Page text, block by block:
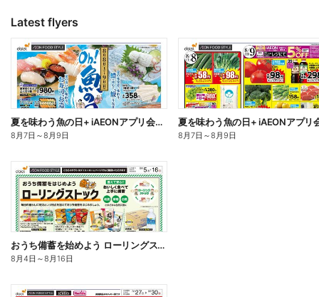
Latest flyers
夏を味わう魚の日+ iAEONアプリ会員さま限定割引実施:オモテ
8月7日 ～8月9日 8月7日 ～8月9日
おうち備蓄を始めよう ローリングストック
8月4日 ～8月16日